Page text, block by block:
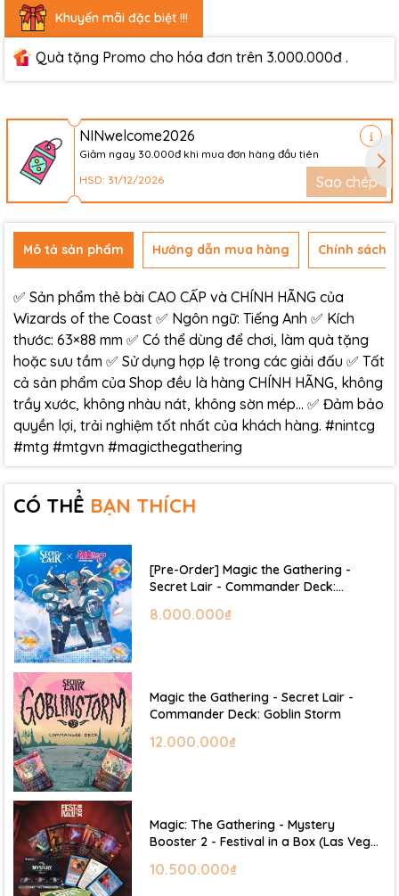
Khuyến mãi đặc biệt !!!
Quà tặng Promo cho hóa đơn trên 3.000.000đ .
NINwelcome2026
Giảm ngay 30.000đ khi mua đơn hàng đầu tiên
HSD: 31/12/2026
Sao chép
Mô tả sản phẩm Hướng dẫn mua hàng Chính sách
✅ Sản phẩm thẻ bài CAO CẤP và CHÍNH HÃNG của
Wizards of the Coast ✅ Ngôn ngữ: Tiếng Anh ✅ Kích
thước: 63×88 mm ✅ Có thể dùng để chơi, làm quà tặng
hoặc sưu tầm ✅ Sử dụng hợp lệ trong các giải đấu ✅ Tất
cả sản phẩm của Shop đều là hàng CHÍNH HÃNG, không
trầy xước, không nhàu nát, không sờn mép… ✅ Đảm bảo
quyền lợi, trải nghiệm tốt nhất của khách hàng. #nintcg
#mtg #mtgvn #magicthegathering
CÓ THỂ BẠN THÍCH
[Pre-Order] Magic the Gathering -
Secret Lair - Commander Deck:
8.000.000₫
Magic the Gathering - Secret Lair -
Commander Deck: Goblin Storm
12.000.000₫
Magic: The Gathering - Mystery
Booster 2 - Festival in a Box (Las Vegas
10.500.000₫